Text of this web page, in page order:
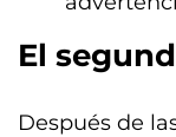
El
Después de